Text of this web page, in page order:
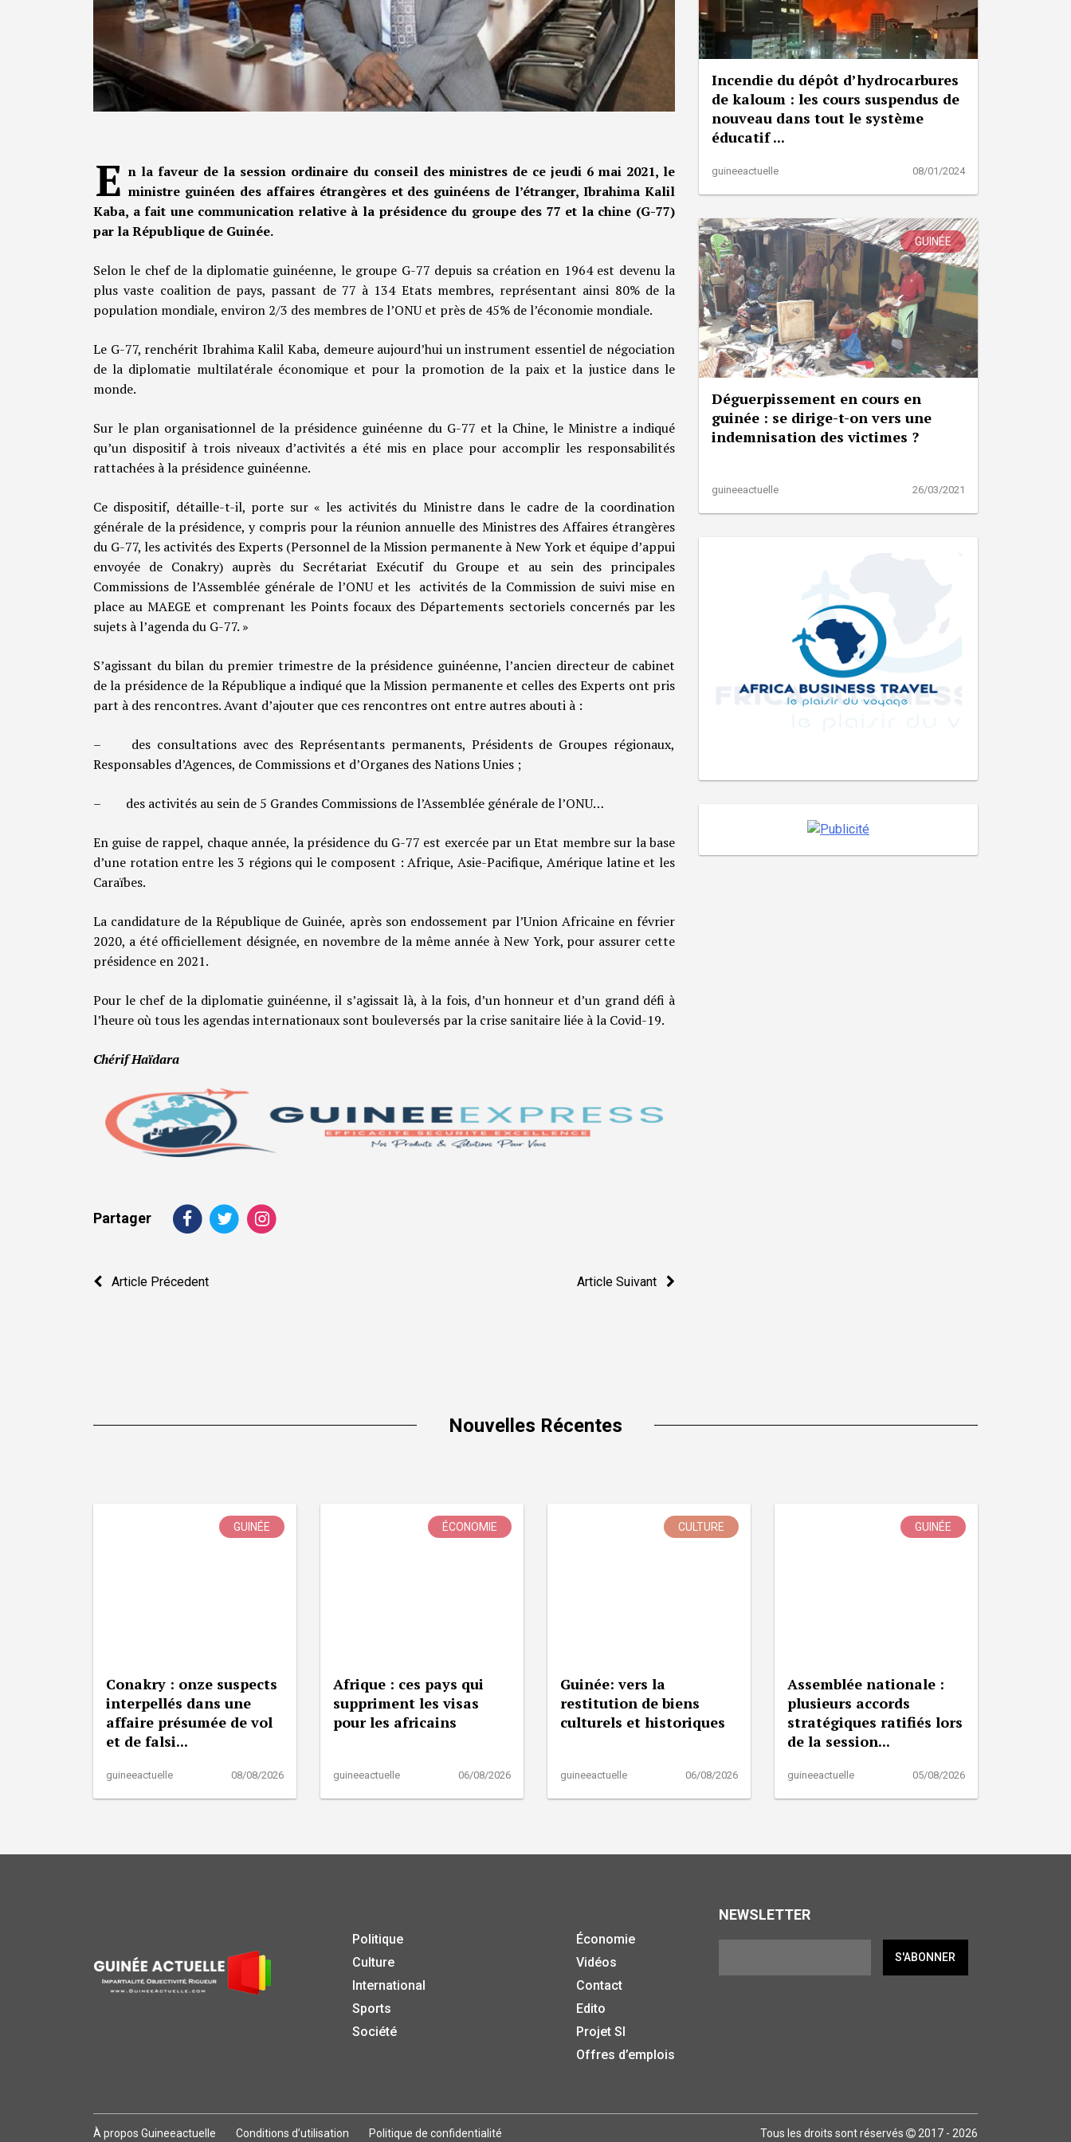
E n la faveur de la session ordinaire du conseil des ministres de ce jeudi 6 mai 2021, le
ministre guinéen des affaires étrangères et des guinéens de l’étranger, Ibrahima Kalil
Kaba, a fait une communication relative à la présidence du groupe des 77 et la chine (G-77)
par la République de Guinée.
Selon le chef de la diplomatie guinéenne, le groupe G-77 depuis sa création en 1964 est devenu la
plus vaste coalition de pays, passant de 77 à 134 Etats membres, représentant ainsi 80% de la
population mondiale, environ 2/3 des membres de l’ONU et près de 45% de l’économie mondiale.
Le G-77, renchérit Ibrahima Kalil Kaba, demeure aujourd’hui un instrument essentiel de négociation
de la diplomatie multilatérale économique et pour la promotion de la paix et la justice dans le
monde.
Sur le plan organisationnel de la présidence guinéenne du G-77 et la Chine, le Ministre a indiqué
qu’un dispositif à trois niveaux d’activités a été mis en place pour accomplir les responsabilités
rattachées à la présidence guinéenne.
Ce dispositif, détaille-t-il, porte sur « les activités du Ministre dans le cadre de la coordination
générale de la présidence, y compris pour la réunion annuelle des Ministres des Affaires étrangères
du G-77, les activités des Experts (Personnel de la Mission permanente à New York et équipe d’appui
envoyée de Conakry) auprès du Secrétariat Exécutif du Groupe et au sein des principales
Commissions de l’Assemblée générale de l’ONU et les activités de la Commission de suivi mise en
place au MAEGE et comprenant les Points focaux des Départements sectoriels concernés par les
sujets à l’agenda du G-77. »
S’agissant du bilan du premier trimestre de la présidence guinéenne, l’ancien directeur de cabinet
de la présidence de la République a indiqué que la Mission permanente et celles des Experts ont pris
part à des rencontres. Avant d’ajouter que ces rencontres ont entre autres abouti à :
– des consultations avec des Représentants permanents, Présidents de Groupes régionaux,
Responsables d’Agences, de Commissions et d’Organes des Nations Unies ;
– des activités au sein de 5 Grandes Commissions de l’Assemblée générale de l’ONU…
En guise de rappel, chaque année, la présidence du G-77 est exercée par un Etat membre sur la base
d’une rotation entre les 3 régions qui le composent : Afrique, Asie-Pacifique, Amérique latine et les
Caraïbes.
La candidature de la République de Guinée, après son endossement par l’Union Africaine en février
2020, a été officiellement désignée, en novembre de la même année à New York, pour assurer cette
présidence en 2021.
Pour le chef de la diplomatie guinéenne, il s’agissait là, à la fois, d’un honneur et d’un grand défi à
l’heure où tous les agendas internationaux sont bouleversés par la crise sanitaire liée à la Covid-19.
Chérif Haïdara
Partager
Navigation
Article Précedent Article Suivant
Incendie du dépôt d’hydrocarbures
de kaloum : les cours suspendus de
nouveau dans tout le système
éducatif ...
guineeactuelle 08/01/2024
GUINÉE
Déguerpissement en cours en
guinée : se dirige-t-on vers une
indemnisation des victimes ?
guineeactuelle 26/03/2021
Nouvelles Récentes
GUINÉE
Conakry : onze suspects
interpellés dans une
affaire présumée de vol
et de falsi...
guineeactuelle 08/08/2026
ÉCONOMIE
Afrique : ces pays qui
suppriment les visas
pour les africains
guineeactuelle 06/08/2026
CULTURE
Guinée: vers la
restitution de biens
culturels et historiques
guineeactuelle 06/08/2026
GUINÉE
Assemblée nationale :
plusieurs accords
stratégiques ratifiés lors
de la session...
guineeactuelle 05/08/2026
Politique
Culture
International
Sports
Société
Économie
Vidéos
Contact
Edito
Projet SI
Offres d’emplois
NEWSLETTER
S'ABONNER
À propos Guineeactuelle Conditions d’utilisation Politique de confidentialité Tous les droits sont réservés 2017 - 2026